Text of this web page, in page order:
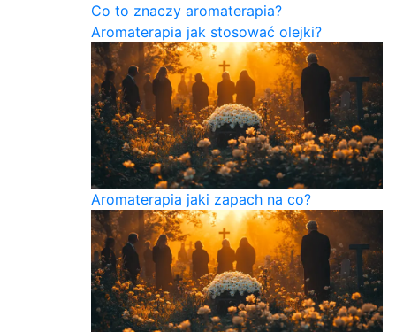
Co to znaczy aromaterapia?
Aromaterapia jak stosować olejki?
Aromaterapia jaki zapach na co?